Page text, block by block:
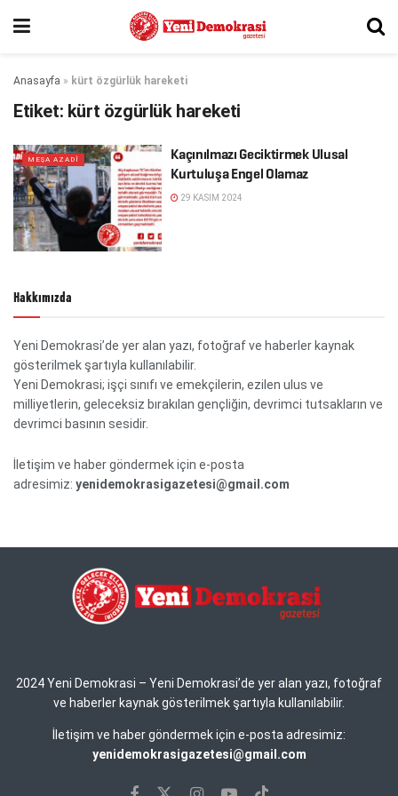
Anasayfa » kürt özgürlük hareketi
Etiket: kürt özgürlük hareketi
MEŞA AZADÎ
Kaçınılmazı Geciktirmek Ulusal
Kurtuluşa Engel Olamaz
29 KASIM 2024
Hakkımızda
Yeni Demokrasi’de yer alan yazı, fotoğraf ve haberler kaynak
gösterilmek şartıyla kullanılabilir.
Yeni Demokrasi; işçi sınıfı ve emekçilerin, ezilen ulus ve
milliyetlerin, geleceksiz bırakılan gençliğin, devrimci tutsakların ve
devrimci basının sesidir.
İletişim ve haber göndermek için e-posta
adresimiz: yenidemokrasigazetesi@gmail.com
2024 Yeni Demokrasi – Yeni Demokrasi’de yer alan yazı, fotoğraf
ve haberler kaynak gösterilmek şartıyla kullanılabilir.
İletişim ve haber göndermek için e-posta adresimiz:
yenidemokrasigazetesi@gmail.com